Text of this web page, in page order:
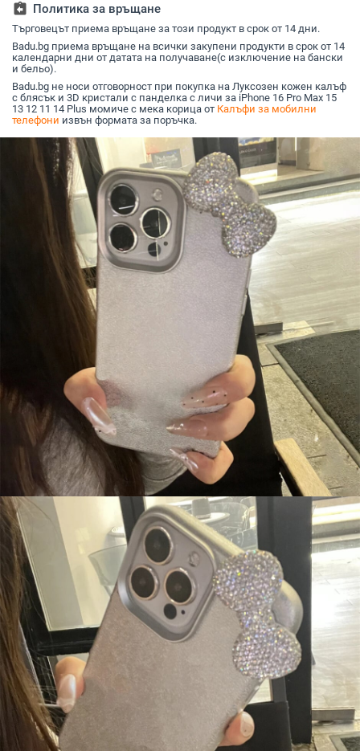
китката, за дами
assignment_return Политика за връщане
Търговецът приема връщане за този продукт в срок от 14 дни.
Badu.bg приема връщане на всички закупени продукти в срок от 14
календарни дни от датата на получаване(с изключение на бански
и бельо).
Badu.bg не носи отговорност при покупка на Луксозен кожен калъф
с блясък и 3D кристали с панделка с личи за iPhone 16 Pro Max 15
13 12 11 14 Plus момиче с мека корица от Калъфи за мобилни
телефони извън формата за поръчка.